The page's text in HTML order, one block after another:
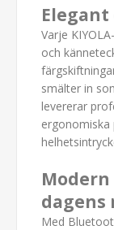
Varje
och
smälter in
levererar
dagens
Med